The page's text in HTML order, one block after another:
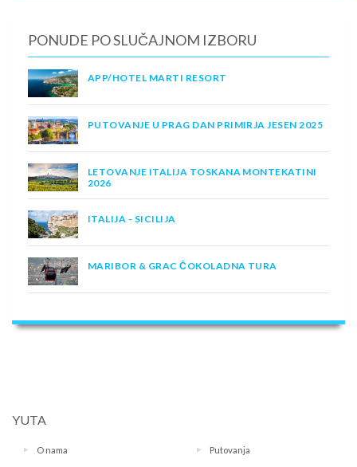
PONUDE PO SLUČAJNOM IZBORU
APP/HOTEL MARTI RESORT
PUTOVANJE U PRAG DAN PRIMIRJA JESEN 2025
LETOVANJE ITALIJA TOSKANA MONTEKATINI
2026
ITALIJA - SICILIJA
MARIBOR & GRAC ČOKOLADNA TURA
YUTA
O nama Putovanja